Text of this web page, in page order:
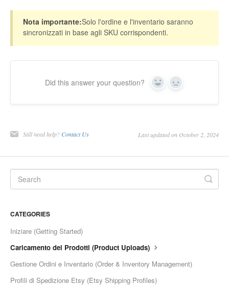
Nota importante:Solo l'ordine e l'inventario saranno
sincronizzati in base agli SKU corrispondenti.
Did this answer your question? Yes No
Still need help? Contact Us Last updated on October 2, 2024
CATEGORIES
Iniziare (Getting Started)
Caricamento dei Prodotti (Product Uploads)
Gestione Ordini e Inventario (Order & Inventory Management)
Profili di Spedizione Etsy (Etsy Shipping Profiles)